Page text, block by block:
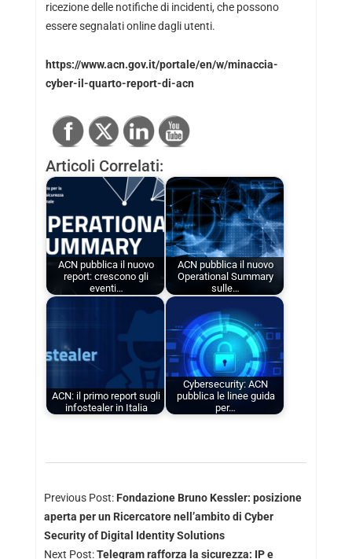
ricezione delle notifiche di incidenti, che possono
essere segnalati online dagli utenti.
https://www.acn.gov.it/portale/en/w/minaccia-
cyber-il-quarto-report-di-acn
Articoli Correlati:
ACN pubblica il nuovo
report: crescono gli
eventi…
ACN pubblica il nuovo
Operational Summary
sulle…
ACN: il primo report sugli
infostealer in Italia
Cybersecurity: ACN
pubblica le linee guida
per…
Previous Post: Fondazione Bruno Kessler: posizione
aperta per un Ricercatore nell’ambito di Cyber
Security of Digital Identity Solutions
Next Post:Telegram rafforza la sicurezza: IP e